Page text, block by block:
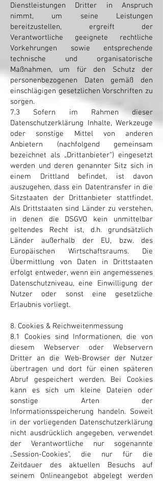
Dienstleistungen Dritter in Anspruch
nimmt, um seine Leistungen
bereitzustellen, ergreift der
Verantwortliche geeignete rechtliche
Vorkehrungen sowie entsprechende
technische und organisatorische
Maßnahmen, um für den Schutz der
personenbezogenen Daten gemäß den
einschlägigen gesetzlichen Vorschriften zu
sorgen.
7.3 Sofern im Rahmen dieser
Datenschutzerklärung Inhalte, Werkzeuge
oder sonstige Mittel von anderen
Anbietern (nachfolgend gemeinsam
bezeichnet als „Drittanbieter“) eingesetzt
werden und deren genannter Sitz sich in
einem Drittland befindet, ist davon
auszugehen, dass ein Datentransfer in die
Sitzstaaten der Drittanbieter stattfindet.
Als Drittstaaten sind Länder zu verstehen,
in denen die DSGVO kein unmittelbar
geltendes Recht ist, d.h. grundsätzlich
Länder außerhalb der EU, bzw. des
Europäischen Wirtschaftsraums. Die
Übermittlung von Daten in Drittstaaten
erfolgt entweder, wenn ein angemessenes
Datenschutzniveau, eine Einwilligung der
Nutzer oder sonst eine gesetzliche
Erlaubnis vorliegt.
8. Cookies & Reichweitenmessung
8.1 Cookies sind Informationen, die von
diesem Webserver oder Webservern
Dritter an die Web-Browser der Nutzer
übertragen und dort für einen späteren
Abruf gespeichert werden. Bei Cookies
kann es sich um kleine Dateien oder
sonstige Arten der
Informationsspeicherung handeln. Soweit
in der vorliegenden Datenschutzerklärung
nicht ausdrücklich angegeben, verwendet
der Verantwortliche nur sogenannte
„Session-Cookies“, die nur für die
Zeitdauer des aktuellen Besuchs auf
seinem Onlineangebot abgelegt werden